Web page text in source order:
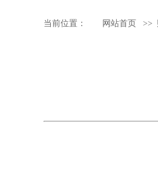
当前位置： 网站首页 >>